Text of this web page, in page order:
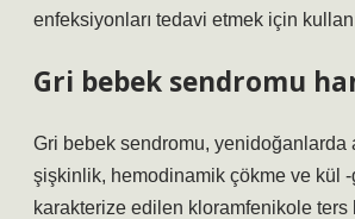
enfeksiyonları tedavi etmek için
Gri bebek sendromu
Gri bebek sendromu, yenidoğanlarda
şişkinlik, hemodinamik çökme ve kül
karakterize edilen kloramfenikole ters